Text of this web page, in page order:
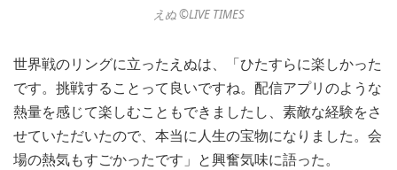
えぬ ©︎LIVE TIMES
世界戦のリングに立ったえぬは、「ひたすらに楽しかった
です。挑戦することって良いですね。配信アプリのような
熱量を感じて楽しむこともできましたし、素敵な経験をさ
せていただいたので、本当に人生の宝物になりました。会
場の熱気もすごかったです」と興奮気味に語った。